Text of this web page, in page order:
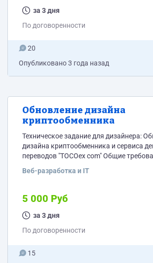
за 3 дня
По договоренности
20
Опубликовано3 года назад
Обновление дизайна
криптообменника
Техническое задание для дизайнера:
дизайна криптообменника и сервиса
переводов "TOCOex com" Общие
десктопа и мобильных устройств
разные страницы или фреймы для
просмотра и комментирования. Важно
адаптивность дизайна: элементы
устройствах. Учесть особенности тач-
Веб-разработка и IT
5 000 Руб
за 3 дня
По договоренности
15